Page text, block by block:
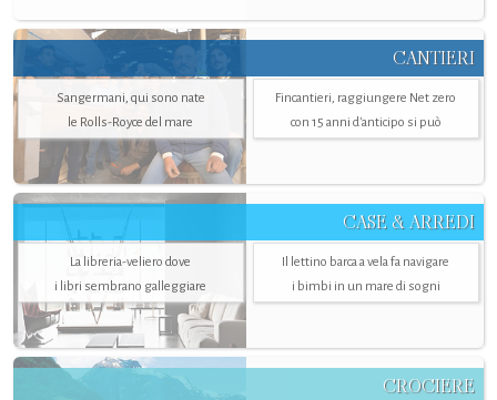
CANTIERI
Sangermani, qui sono nate
le Rolls-Royce del mare
Fincantieri, raggiungere Net zero
con 15 anni d'anticipo si può
CASE & ARREDI
La libreria-veliero dove
i libri sembrano galleggiare
Il lettino barca a vela fa navigare
i bimbi in un mare di sogni
CROCIERE